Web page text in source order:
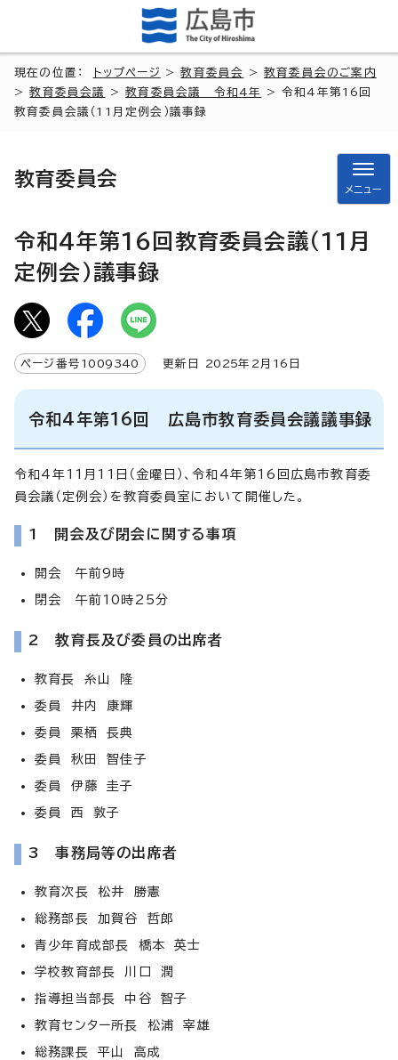
現在の位置： トップページ >教育委員会 >教育委員会のご案内
>教育委員会議 >教育委員会議 令和4年
> 令和4年第16回
教育委員会議（11月定例会）議事録
教育委員会
メニュー
令和4年第16回教育委員会議（11月
定例会）議事録
ページ番号 1009340 更新日 2025年2月 16 日
令和4年第16回 広島市教育委員会議議事録
令和4年11月11日（金曜日）、令和4年第16回広島市教育委
員会議（定例会）を教育委員室において開催した。
1 開会及び閉会に関する事項
開会 午前9時
閉会 午前10時25分
2 教育長及び委員の出席者
教育長 糸山 隆
委員 井内 康輝
委員 栗栖 長典
委員 秋田 智佳子
委員 伊藤 圭子
委員 西 敦子
3 事務局等の出席者
教育次長 松井 勝憲
総務部長 加賀谷 哲郎
青少年育成部長 橋本 英士
学校教育部長 川口 潤
指導担当部長 中谷 智子
教育センター所長 松浦 宰雄
総務課長 平山 高成